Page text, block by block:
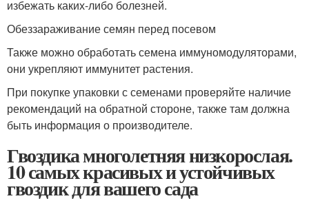
избежать каких-либо болезней.
Обеззараживание семян перед посевом
Также можно обработать семена иммуномодуляторами,
они укрепляют иммунитет растения.
При покупке упаковки с семенами проверяйте наличие
рекомендаций на обратной стороне, также там должна
быть информация о производителе.
Гвоздика многолетняя низкорослая.
10 самых красивых и устойчивых
гвоздик для вашего сада